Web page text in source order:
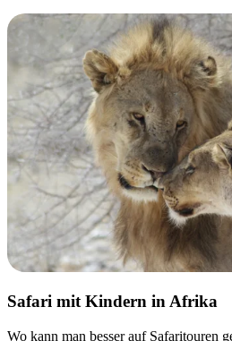
Safari mit Kindern in Afrika
Wo kann man besser auf Safaritouren